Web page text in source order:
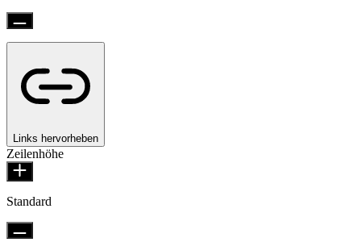
Links hervorheben
Zeilenhöhe
Standard